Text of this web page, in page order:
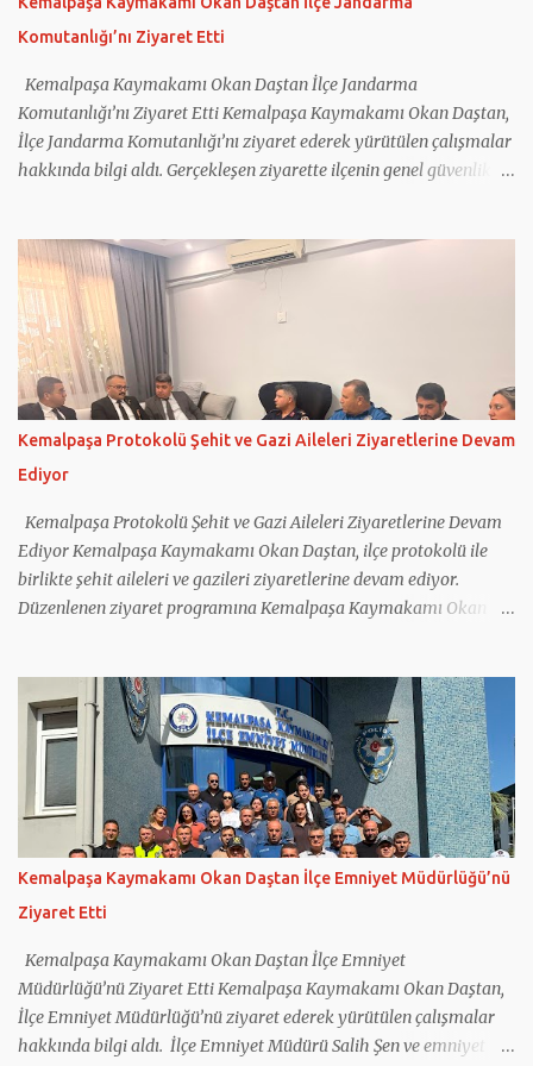
anlarda Hamza Dağ ve Galip Atar, müşterilere balık tarttı.
Kemalpaşa Ziraat Odası Başkanlığı’nı da ziyaret eden Dağ ve
beraberindekiler buradan sonra Erzurum ...
Komutanlığı’nı Ziyaret Etti
Kemalpaşa Kaymakamı Okan Daştan İlçe Jandarma
Komutanlığı’nı Ziyaret Etti Kemalpaşa Kaymakamı Okan Daştan,
İlçe Jandarma Komutanlığı’nı ziyaret ederek yürütülen çalışmalar
hakkında bilgi aldı. Gerçekleşen ziyarette ilçenin genel güvenlik
Mehmet Önder Ortoğlu, İlçe Jandarma Komutanlığı’nın
faaliyetleri hakkında Kaymakam Daştan’a bilgi verdi. Jandarma
personeliyle de bir araya gelen Kaymakam Okan Daştan,
vatandaşların huzur ve güvenliği için gece gündüz fedakârca
görev yapan tüm personele teşekkür ederek çalışmalarında
başarılar diledi.
Kemalpaşa Protokolü Şehit ve Gazi Aileleri Ziyaretlerine Devam
Ediyor
Kemalpaşa Protokolü Şehit ve Gazi Aileleri Ziyaretlerine Devam
Ediyor Kemalpaşa Kaymakamı Okan Daştan, ilçe protokolü ile
birlikte şehit aileleri ve gazileri ziyaretlerine devam ediyor.
Düzenlenen ziyaret programına Kemalpaşa Kaymakamı Okan
İlhan Tatar, İlçe Müftüsü Nurullah Birlik ile Sosyal Yardımlaşma
ve Dayanışma Vakfı Müdürü Kadriye Baş katıldı. Kaymakam
Daştan ve beraberindeki heyet; 2019 yılında Hakkâri Çukurca'da
Pençe-2 Harekâtı kapsamında yaralanan kahraman gazimiz
Yakup Küçük ile 16 Haziran 2024 tarihinde Bayındır'da çıkan
yangına müdahale ettikten sonra görev yerine dönerken arazöz
ile geçirdiği kazada şehit olan Ulucak Orman İşletme Şefliği
personeli Serkan Topkaya'nın ailesini ziyaret etti. Her fırsatta
şehit aileleri ve gazilerin yanlarında olduklarını ifade eden
Kaymakam Daştan, şehit ailelerinin Türk milletine bırakılmış en
değerli ...
Kemalpaşa Kaymakamı Okan Daştan İlçe Emniyet Müdürlüğü’nü
Ziyaret Etti
Kemalpaşa Kaymakamı Okan Daştan İlçe Emniyet
Müdürlüğü’nü Ziyaret Etti Kemalpaşa Kaymakamı Okan Daştan,
İlçe Emniyet Müdürlüğü’nü ziyaret ederek yürütülen çalışmalar
hakkında bilgi aldı. İlçe Emniyet Müdürü Salih Şen ve emniyet